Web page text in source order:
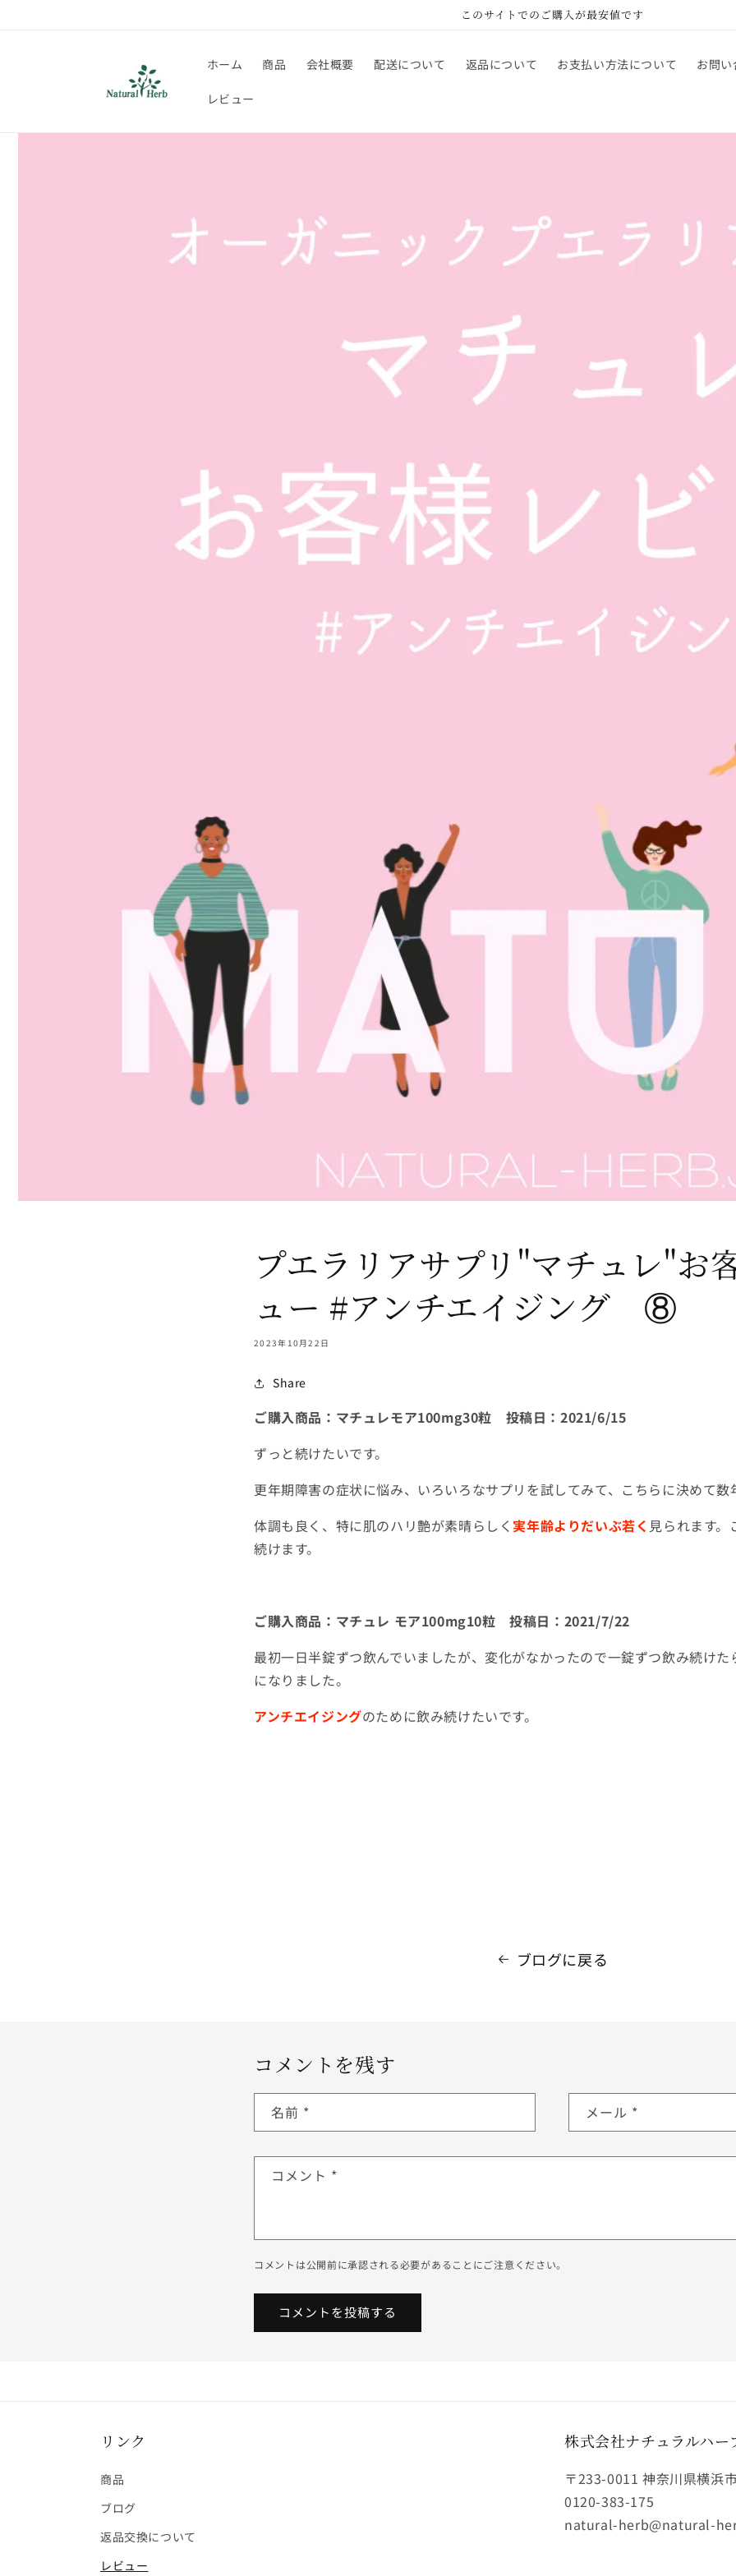
このサイトでのご購入が最安値です
ホーム 商品 会社概要 配送について 返品について お支払い方法について お問
レビュー
プエラリアサプリ"マチュレ"お
ュー #アンチエイジング ⑧
2023年10月22日
Share
ご購入商品：マチュレモア100mg30粒 投稿日：2021/6/15
ずっと続けたいです。
更年期障害の症状に悩み、いろいろなサプリを試してみて、こちらに決めて数
体調も良く、特に肌のハリ艶が素晴らしく 実年齢よりだいぶ若く 見られます
続けます。
ご購入商品：マチュレ モア100mg10粒 投稿日： 2021/7/22
最初一日半錠ずつ飲んでいましたが、変化がなかったので一錠ずつ飲み続け
になりました。
アンチエイジングのために飲み続けたいです。
ブログに戻る
コメントを残す
名前 * メール *
コメント *
コメントは公開前に承認される必要があることにご注意ください。
リンク
商品
ブログ
返品交換について
レビュー
株式会社ナチュラルハー
〒233-0011 神奈川県横浜
0120-383-175
natural-herb@natural-